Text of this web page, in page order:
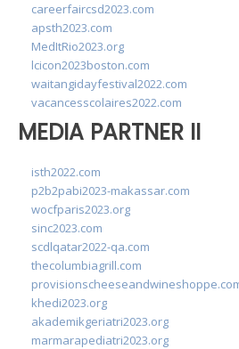
careerfaircsd2023.com
apsth2023.com
MedItRio2023.org
lcicon2023boston.com
waitangidayfestival2022.com
vacancesscolaires2022.com
MEDIA PARTNER II
isth2022.com
p2b2pabi2023-makassar.com
wocfparis2023.org
sinc2023.com
scdlqatar2022-qa.com
thecolumbiagrill.com
khedi2023.org
akademikgeriatri2023.org
marmarapediatri2023.org